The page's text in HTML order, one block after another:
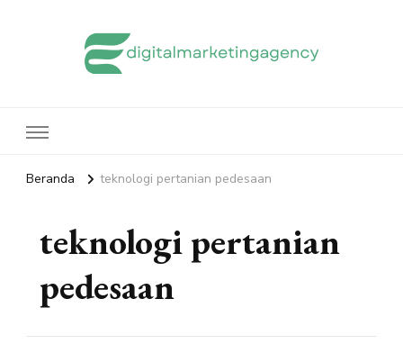
Beranda teknologi pertanian pedesaan
teknologi pertanian
pedesaan